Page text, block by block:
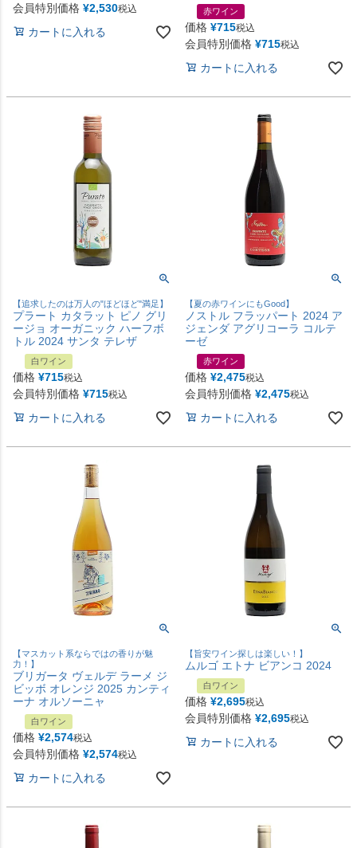
会員特別価格 ¥2,530税込
カートに入れる
赤ワイン
価格 ¥715税込
会員特別価格 ¥715税込
カートに入れる
【追求したのは万人の"ほどほど"満足】
プラート カタラット ピノ グリ
ージョ オーガニック ハーフボ
トル 2024 サンタ テレザ
白ワイン
価格 ¥715税込
会員特別価格 ¥715税込
カートに入れる
【夏の赤ワインにもGood】
ノストル フラッパート 2024 ア
ジェンダ アグリコーラ コルテ
ーゼ
赤ワイン
価格 ¥2,475税込
会員特別価格 ¥2,475税込
カートに入れる
【マスカット系ならではの香りが魅
力！】
ブリガータ ヴェルデ ラーメ ジ
ビッボ オレンジ 2025 カンティ
ーナ オルソーニャ
白ワイン
価格 ¥2,574税込
会員特別価格 ¥2,574税込
カートに入れる
【旨安ワイン探しは楽しい！】
ムルゴ エトナ ビアンコ 2024
白ワイン
価格 ¥2,695税込
会員特別価格 ¥2,695税込
カートに入れる